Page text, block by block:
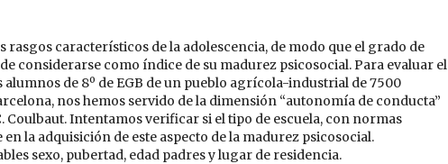
rasgos característicos de la adolescencia, de modo que el grado de
considerarse como índice de su madurez psicosocial. Para evaluar el
de 8º de EGB de un pueblo agrícola-industrial de 7500
nos hemos servido de la dimensión “autonomía de conducta”
Coulbaut. Intentamos verificar si el tipo de escuela, con normas
la adquisición de este aspecto de la madurez psicosocial.
sexo, pubertad, edad padres y lugar de residencia.